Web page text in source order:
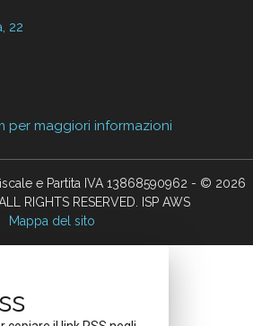
22
per maggiori informazioni
e Partita IVA 13868590962 - © 2026
RIGHTS RESERVED. ISP AWS
Mappa del sito